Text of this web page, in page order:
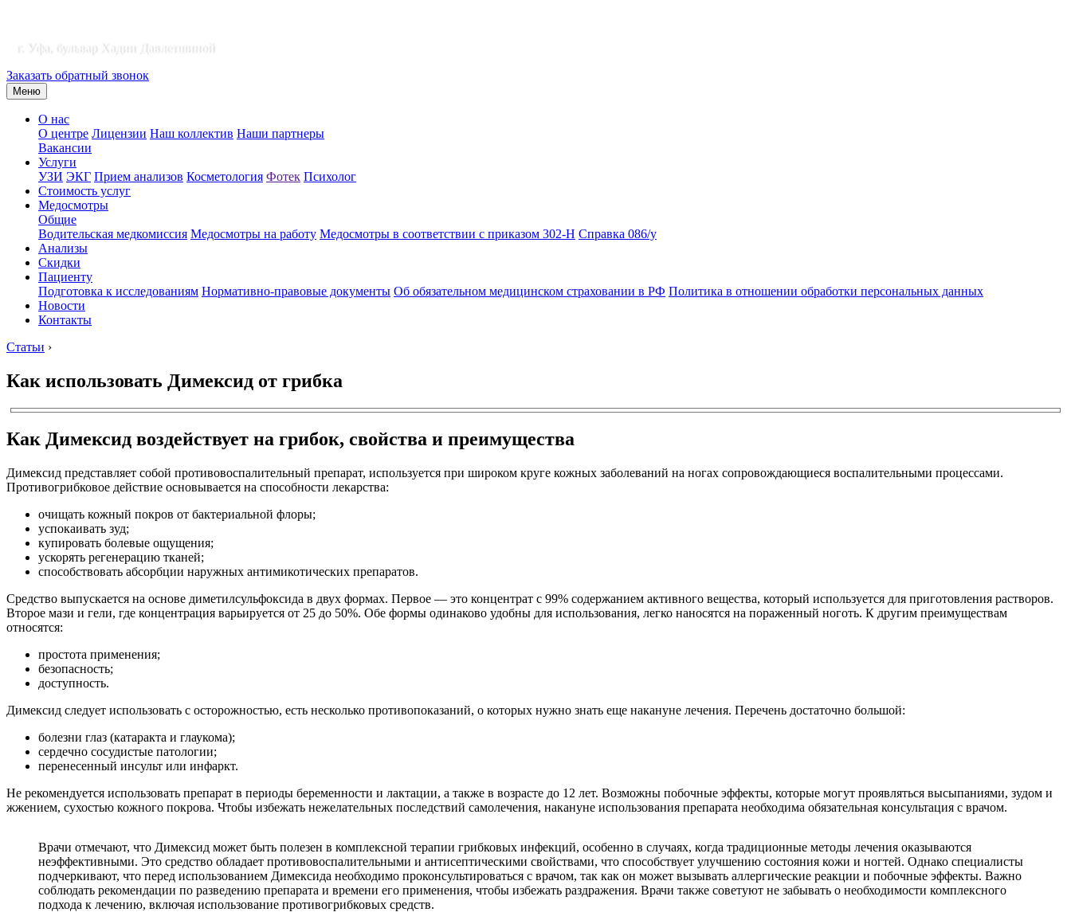
г. Уфа, бульвар Хадии Давлетшиной
Заказать обратный звонок
Меню
О нас
О центре Лицензии Наш коллектив Наши партнеры
Вакансии
Услуги
УЗИ ЭКГ Прием анализов Косметология Фотек Психолог
Стоимость услуг
Медосмотры
Общие
Водительская медкомиссия Медосмотры на работу Медосмотры в соответствии с приказом 302-Н Справка 086/у
Анализы
Скидки
Пациенту
Подготовка к исследованиям Нормативно-правовые документы Об обязательном медицинском страховании в РФ Политика в отношении обработки персональных данных
Новости
Контакты
Статьи ›
Как использовать Димексид от грибка
Как Димексид воздействует на грибок, свойства и преимущества
Димексид представляет собой противовоспалительный препарат, используется при широком круге кожных заболеваний на ногах сопровождающиеся воспалительными процессами.
Противогрибковое действие основывается на способности лекарства:
очищать кожный покров от бактериальной флоры;
успокаивать зуд;
купировать болевые ощущения;
ускорять регенерацию тканей;
способствовать абсорбции наружных антимикотических препаратов.
Средство выпускается на основе диметилсульфоксида в двух формах. Первое — это концентрат с 99% содержанием активного вещества, который используется для приготовления растворов.
Второе мази и гели, где концентрация варьируется от 25 до 50%. Обе формы одинаково удобны для использования, легко наносятся на пораженный ноготь. К другим преимуществам
относятся:
простота применения;
безопасность;
доступность.
Димексид следует использовать с осторожностью, есть несколько противопоказаний, о которых нужно знать еще накануне лечения. Перечень достаточно большой:
болезни глаз (катаракта и глаукома);
сердечно сосудистые патологии;
перенесенный инсульт или инфаркт.
Не рекомендуется использовать препарат в периоды беременности и лактации, а также в возрасте до 12 лет. Возможны побочные эффекты, которые могут проявляться высыпаниями, зудом и
жжением, сухостью кожного покрова. Чтобы избежать нежелательных последствий самолечения, накануне использования препарата необходима обязательная консультация с врачом.
Врачи отмечают, что Димексид может быть полезен в комплексной терапии грибковых инфекций, особенно в случаях, когда традиционные методы лечения оказываются
неэффективными. Это средство обладает противовоспалительными и антисептическими свойствами, что способствует улучшению состояния кожи и ногтей. Однако специалисты
подчеркивают, что перед использованием Димексида необходимо проконсультироваться с врачом, так как он может вызывать аллергические реакции и побочные эффекты. Важно
соблюдать рекомендации по разведению препарата и времени его применения, чтобы избежать раздражения. Врачи также советуют не забывать о необходимости комплексного
подхода к лечению, включая использование противогрибковых средств.